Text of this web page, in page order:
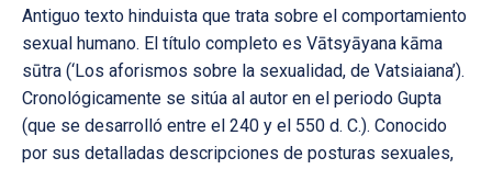
Antiguo texto hinduista que trata sobre el comportamiento
sexual humano. El título completo es Vātsyāyana kāma
sūtra (‘Los aforismos sobre la sexualidad, de Vatsiaiana’).
Cronológicamente se sitúa al autor en el periodo Gupta
(que se desarrolló entre el 240 y el 550 d. C.). Conocido
por sus detalladas descripciones de posturas sexuales,